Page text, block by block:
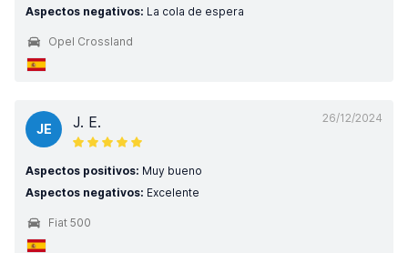
Aspectos negativos: La cola de espera
Opel Crossland
26/12/2024
JE J. E.
Aspectos positivos: Muy bueno
Aspectos negativos: Excelente
Fiat 500